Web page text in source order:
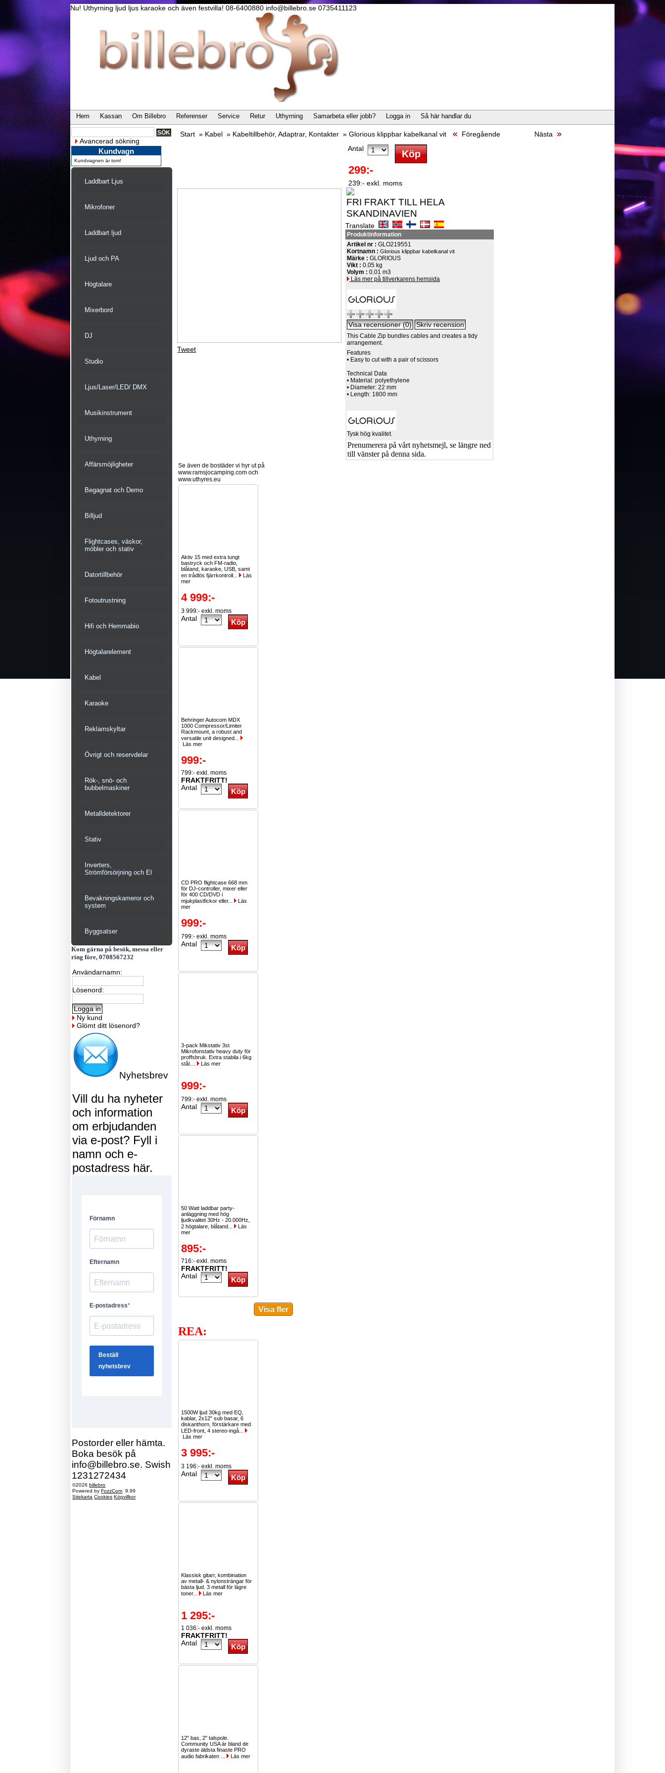
Nu! Uthyrning ljud ljus karaoke och även festvilla! 08-6400880 info@billebro.se 0735411123
Hem Kassan Om Billebro Referenser Service Retur Uthyrning Samarbeta eller jobb? Logga in Så här handlar du
Avancerad sökning
Kundvagn
Kundvagnen är tom!
Laddbart Ljus
Mikrofoner
Laddbart ljud
Ljud och PA
Högtalare
Mixerbord
DJ
Studio
Ljus/Laser/LED/ DMX
Musikinstrument
Uthyrning
Affärsmöjligheter
Begagnat och Demo
Billjud
Flightcases, väskor,
möbler och stativ
Datortillbehör
Fotoutrustning
Hifi och Hemmabio
Högtalarelement
Kabel
Karaoke
Reklamskyltar
Övrigt och reservdelar
Rök-, snö- och
bubbelmaskiner
Metalldetektorer
Stativ
Inverters,
Strömförsörjning och El
Bevakningskameror och
system
Byggsatser
Kom gärna på besök, messa eller
ring före, 0708567232
Användarnamn:
Lösenord:
Ny kund
Glömt ditt lösenord?
Nyhetsbrev
Vill du ha nyheter
och information
om erbjudanden
via e-post? Fyll i
namn och e-
postadress här.
Postorder eller hämta.
Boka besök på
info@billebro.se. Swish
1231272434
©2026billebro
Powered byFozzCom 9.99
Sitekarta Cookies Köpvillkor
Start » Kabel » Kabeltillbehör, Adaptrar, Kontakter »Glorious klippbar kabelkanal vit Föregående Nästa
Tweet
Antal
299:-
239:- exkl. moms
FRI FRAKT TILL HELA
SKANDINAVIEN
Translate
Produktinformation
Artikel nr :GLO219551
Kortnamn :Glorious klippbar kabelkanal vit
Märke :GLORIOUS
Vikt :0.05 kg
Volym :0.01 m3
Läs mer på tillverkarens hemsida
This Cable Zip bundles cables and creates a tidy
arrangement.
Features
• Easy to cut with a pair of scissors
Technical Data
• Material: polyethylene
• Diameter: 22 mm
• Length: 1800 mm
Tysk hög kvalitet.
Prenumerera på vårt nyhetsmejl, se längre ned
till vänster på denna sida.
Se även de bostäder vi hyr ut på
www.ramsjocamping.com och
www.uthyres.eu
Aktiv 15 med extra tungt
bastryck och FM-radio,
blåtand, karaoke, USB, samt
en trådlös fjärrkontroll...
Läs
mer
4 999:-
3 999:- exkl. moms
Antal
Behringer Autocom MDX
1000 Compressor/Limiter
Rackmount, a robust and
versatile unit designed...
Läs mer
999:-
799:- exkl. moms
FRAKTFRITT!
Antal
CD PRO flightcase 668 mm
för DJ-controller, mixer eller
för 400 CD/DVD i
mjukplastfickor eller...
Läs
mer
999:-
799:- exkl. moms
Antal
3-pack Mikstativ 3st
Mikrofonstativ heavy duty för
proffsbruk. Extra stabila i 6kg
stål....
Läs mer
999:-
799:- exkl. moms
Antal
50 Watt laddbar party-
anläggning med hög
ljudkvalitet 30Hz - 20.000Hz,
2 högtalare, blåtand...
Läs
mer
895:-
716:- exkl. moms
FRAKTFRITT!
Antal
REA:
1500W ljud 30kg med EQ,
kablar, 2x12" sub basar, 6
diskanthorn, förstärkare med
LED-front, 4 stereo-ingå...
Läs mer
3 995:-
3 196:- exkl. moms
Antal
Klassisk gitarr, kombination
av metall- & nylonsträngar för
bästa ljud. 3 metall för lägre
toner...
Läs mer
1 295:-
1 036:- exkl. moms
FRAKTFRITT!
Antal
12" bas, 2" talspole.
Community USA är bland de
dyraste äldsta finaste PRO
audio fabrikaten ...
Läs mer